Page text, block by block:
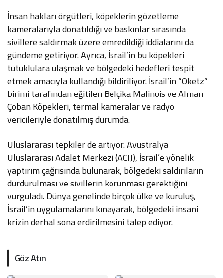
İnsan hakları örgütleri, köpeklerin gözetleme
kameralarıyla donatıldığı ve baskınlar sırasında
sivillere saldırmak üzere emredildiği iddialarını da
gündeme getiriyor. Ayrıca, İsrail’in bu köpekleri
tutuklulara ulaşmak ve bölgedeki hedefleri tespit
etmek amacıyla kullandığı bildiriliyor. İsrail’in “Oketz”
birimi tarafından eğitilen Belçika Malinois ve Alman
Çoban Köpekleri, termal kameralar ve radyo
vericileriyle donatılmış durumda.
Uluslararası tepkiler de artıyor. Avustralya
Uluslararası Adalet Merkezi (ACIJ), İsrail’e yönelik
yaptırım çağrısında bulunarak, bölgedeki saldırıların
durdurulması ve sivillerin korunması gerektiğini
vurguladı. Dünya genelinde birçok ülke ve kuruluş,
İsrail’in uygulamalarını kınayarak, bölgedeki insani
krizin derhal sona erdirilmesini talep ediyor.
Göz Atın